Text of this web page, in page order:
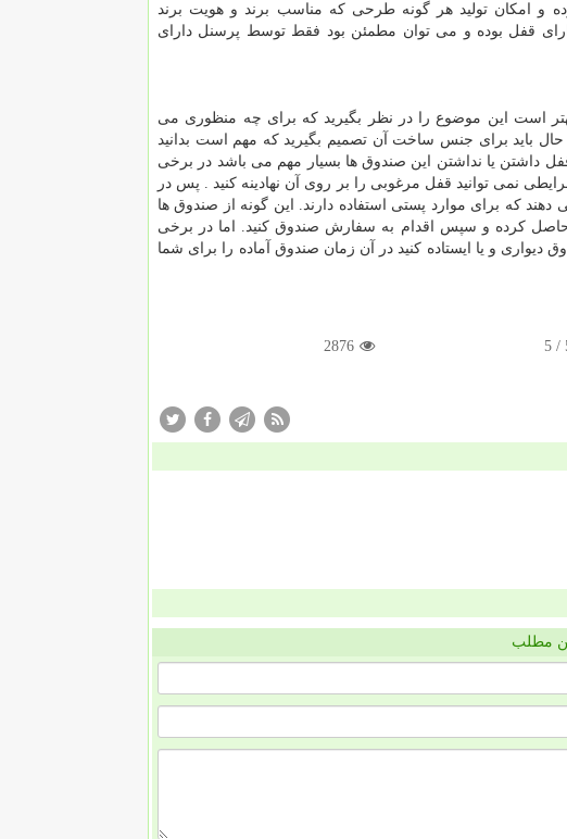
و امکان تولید هر گونه طرحی که مناسب برند و هویت برند
قفل بوده و می توان مطمئن بود فقط توسط پرسنل دارای
بهتر است این موضوع را در نظر بگیرید که برای چه منظوری می
حال باید برای جنس ساخت آن تصمیم بگیرید که مهم است بدانید
داشتن یا نداشتن این صندوق ها بسیار مهم می باشد در برخی
نمی توانید قفل مرغوبی را بر روی آن نهادینه کنید . پس در
که برای موارد پستی استفاده دارند. این گونه از صندوق ها
حاصل کرده و سپس اقدام به سفارش صندوق کنید. اما در برخی
و یا ایستاده کنید در آن زمان صندوق آماده را برای شما
/ 5
2876
مطلب